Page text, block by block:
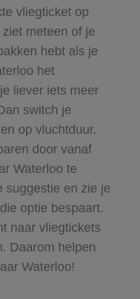
vliegticket op
meteen of je
hebt als je
het
liever iets meer
switch je
op vluchtduur.
door vanaf
Waterloo te
suggestie en zie je
optie bespaart.
naar vliegtickets
Daarom helpen
Waterloo!